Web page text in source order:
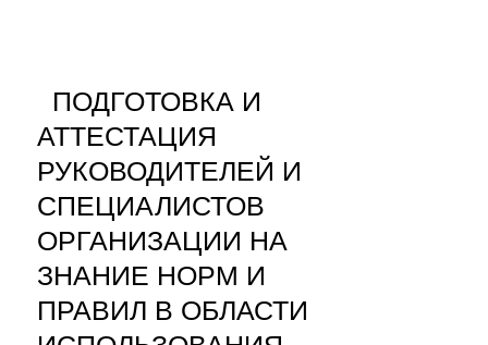
ПОДГОТОВКА И
АТТЕСТАЦИЯ
РУКОВОДИТЕЛЕЙ И
СПЕЦИАЛИСТОВ
ОРГАНИЗАЦИИ НА
ЗНАНИЕ НОРМ И
ПРАВИЛ В ОБЛАСТИ